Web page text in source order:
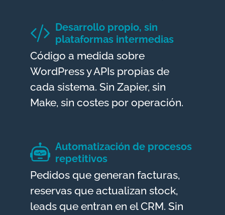
Desarrollo propio, sin
plataformas intermedias
Código a medida sobre
WordPress y APIs propias de
cada sistema. Sin Zapier, sin
Make, sin costes por operación.
Automatización de procesos
repetitivos
Pedidos que generan facturas,
reservas que actualizan stock,
leads que entran en el CRM. Sin